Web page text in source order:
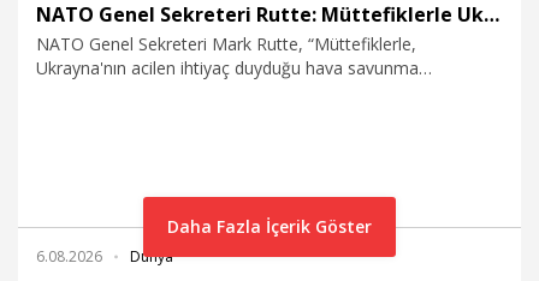
NATO Genel Sekreteri Rutte: Müttefiklerle Ukrayna'nın hava savunma ihtiyaçlarını görüştük
NATO Genel Sekreteri Mark Rutte, “Müttefiklerle,
Ukrayna'nın acilen ihtiyaç duyduğu hava savunma
6.08.2026 Dünya
Daha Fazla İçerik Göster